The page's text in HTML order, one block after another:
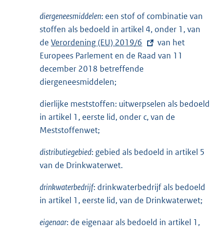
e
l
i
n
diergeneesmiddelen: een stof of combinatie van
stoffen als bedoeld in artikel 4, onder 1, van
de E
x
t
e
n
e
l
:
Verordening (EU) 2019/6
van het
Europees Parlement en de Raad van 11
december 2018 betreffende
diergeneesmiddelen;
dierlijke meststoffen: uitwerpselen als bedoeld
in artikel 1, eerste lid, onder c, van de
Meststoffenwet;
distributiegebied: gebied als bedoeld in artikel 5
van de Drinkwaterwet.
drinkwaterbedrijf: drinkwaterbedrijf als bedoeld
in artikel 1, eerste lid, van de Drinkwaterwet;
eigenaar: de eigenaar als bedoeld in artikel 1,